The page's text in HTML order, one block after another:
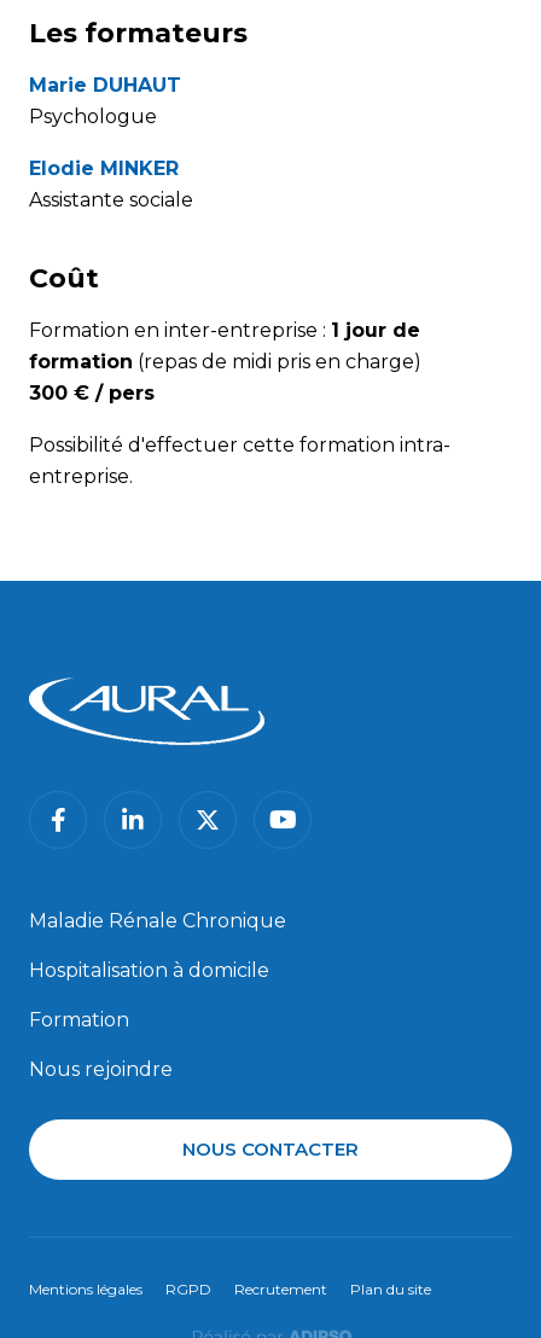
Les formateurs
Marie DUHAUT
Psychologue
Elodie MINKER
Assistante sociale
Coût
Formation en inter-entreprise : 1 jour de
formation (repas de midi pris en charge)
300 € / pers
Possibilité d'effectuer cette formation intra-
entreprise.
facebooklinkedin twitter youtube
Maladie Rénale Chronique
Hospitalisation à domicile
Formation
Nous rejoindre
NOUS CONTACTER
Mentions légales RGPD Recrutement Plan du site